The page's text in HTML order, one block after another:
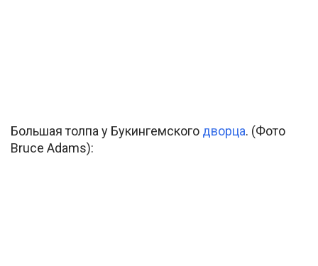
Большая толпа у Букингемского дворца. (Фото
Bruce Adams):